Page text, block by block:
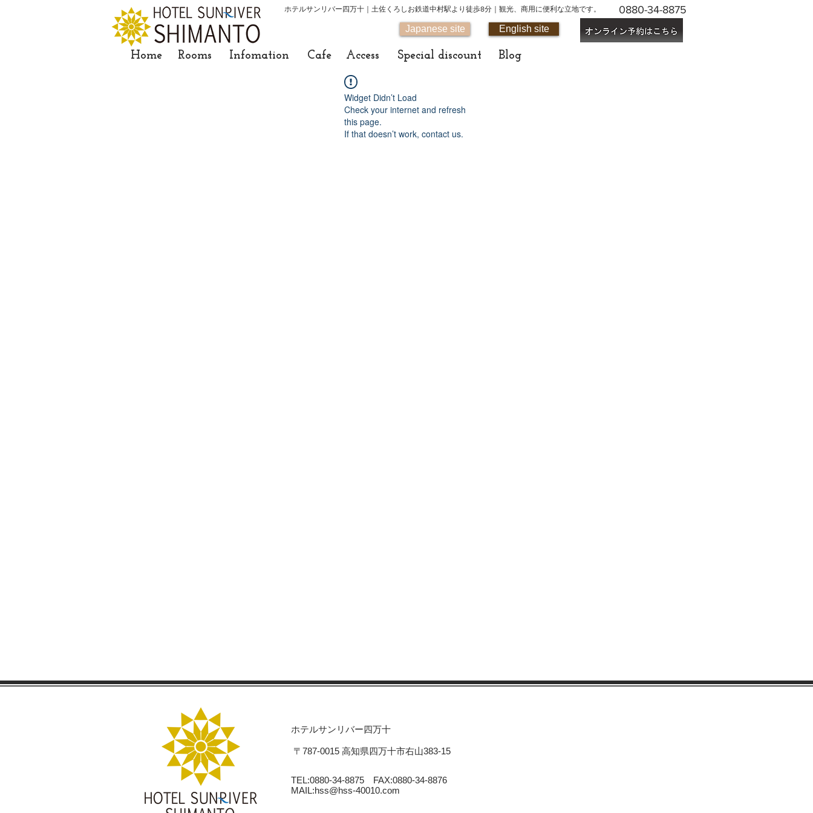
ホテルサンリバー四万十｜土佐くろしお鉄道中村駅より徒歩8分｜観光、商用に便利な立地です。 0880-34-8875
Japanese site English site
Home Rooms Infomation Cafe Access Special discount Blog
Widget Didn’t Load
Check your internet and refresh
this page.
If that doesn’t work, contact us.
ホテルサンリバー四万十
〒787-0015 高知県四万十市右山383-15
TEL:0880-34-8875 FAX:0880-34-8876
MAIL:hss@hss-40010.com